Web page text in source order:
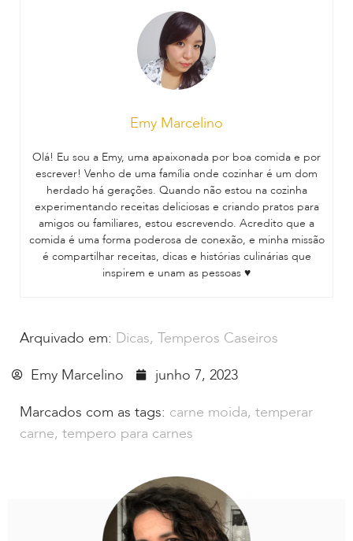
Emy Marcelino
Olá! Eu sou a Emy, uma apaixonada por boa comida e por
escrever! Venho de uma família onde cozinhar é um dom
herdado há gerações. Quando não estou na cozinha
experimentando receitas deliciosas e criando pratos para
amigos ou familiares, estou escrevendo. Acredito que a
comida é uma forma poderosa de conexão, e minha missão
é compartilhar receitas, dicas e histórias culinárias que
inspirem e unam as pessoas ♥
Arquivado em: Dicas, Temperos Caseiros
Emy Marcelino
junho 7, 2023
Marcados com as tags: carne moida, temperar
carne, tempero para carnes